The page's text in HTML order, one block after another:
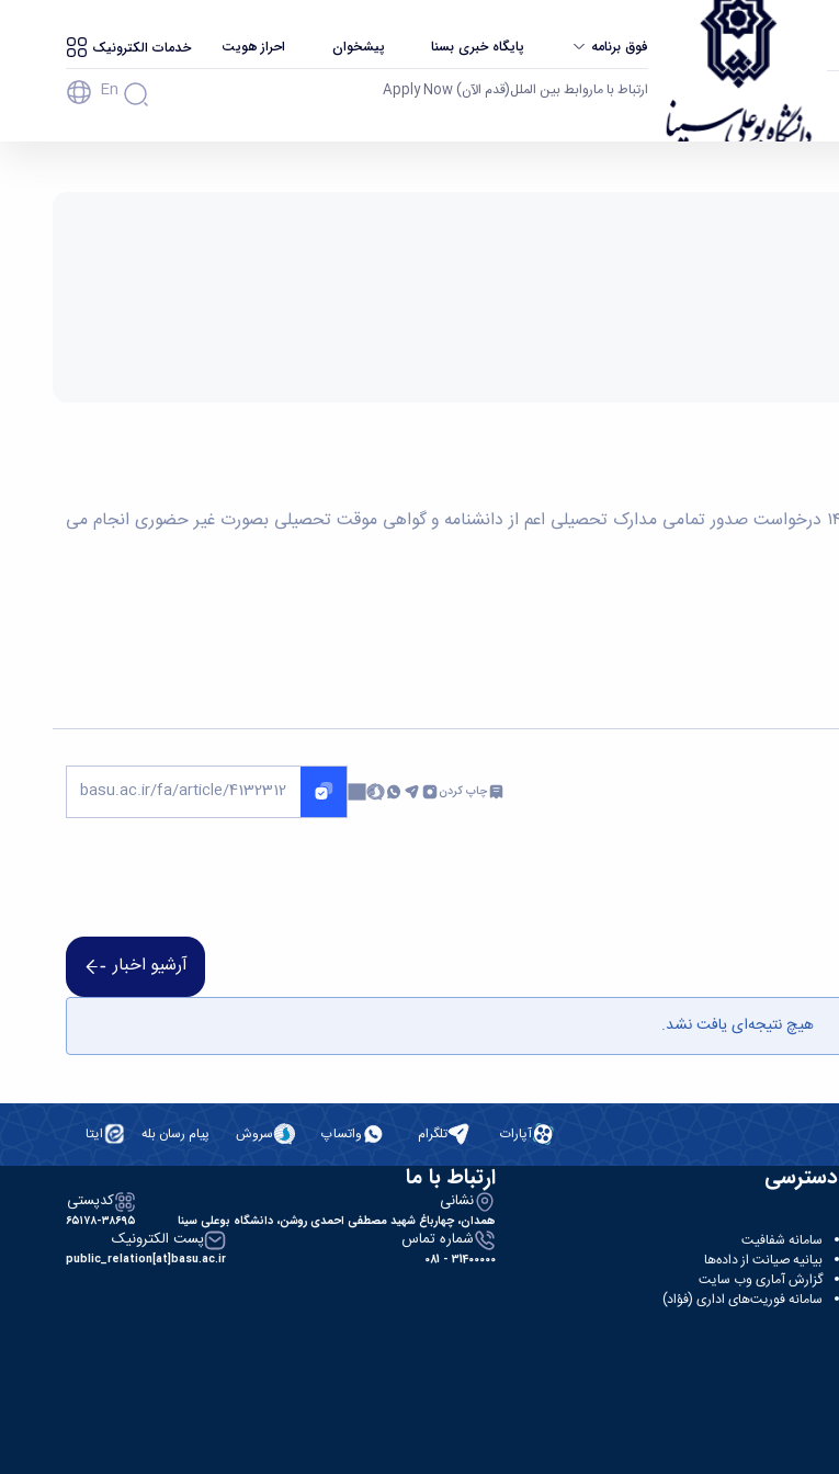
فوق برنامه پایگاه خبری بسنا پیشخوان احراز هویت خدمات الکترونیک
ارتباط با ماروابط بین الملل(قدم الآن) Apply Now En
به منظور تسهیل در انجام امور آموزشی دانش آموختگان دانشگاه، از تاریخ ۱۴۰۲/۰۸/۱۳ درخواست صدور تمامی مدارک تحصیلی اعم از دانشنامه و گواهی موقت تحصیلی بصورت غیر حضوری انجام می
چاپ کردن
آرشیو اخبار
هیچ نتیجه‌ای یافت نشد.
آپارات تلگرام واتساپ سروش پیام رسان بله ایتا
دسترسی
سامانه شفافیت
بیانیه صیانت از داده‌ها
گزارش آماری وب‌ سایت
سامانه فوریت‌های اداری (فؤاد)
ارتباط با ما
نشانی
همدان، چهارباغ شهید مصطفی احمدی روشن، دانشگاه بوعلی سینا
کدپستی
۶۵۱۷۸-۳۸۶۹۵
شماره تماس
31400000 - 081
پست الکترونیک
public_relation[at]basu.ac.ir